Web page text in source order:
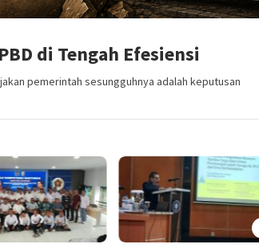
di Tengah Efesiensi
pemerintah sesungguhnya adalah keputusan